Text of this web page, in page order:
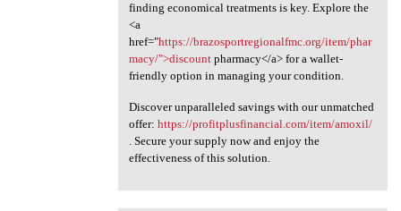
finding economical treatments is key. Explore the
<a
href="https://brazosportregionalfmc.org/item/phar
macy/">discountpharmacy</a> for a wallet-
friendly option in managing your condition.
Discover unparalleled savings with our unmatched
offer: https://profitplusfinancial.com/item/amoxil/
. Secure your supply now and enjoy the
effectiveness of this solution.